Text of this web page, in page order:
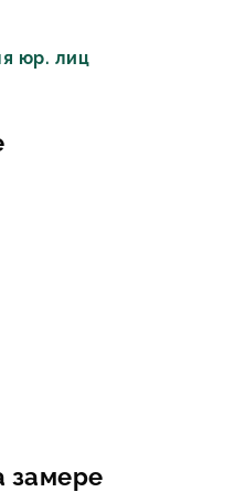
юр. лиц
замере